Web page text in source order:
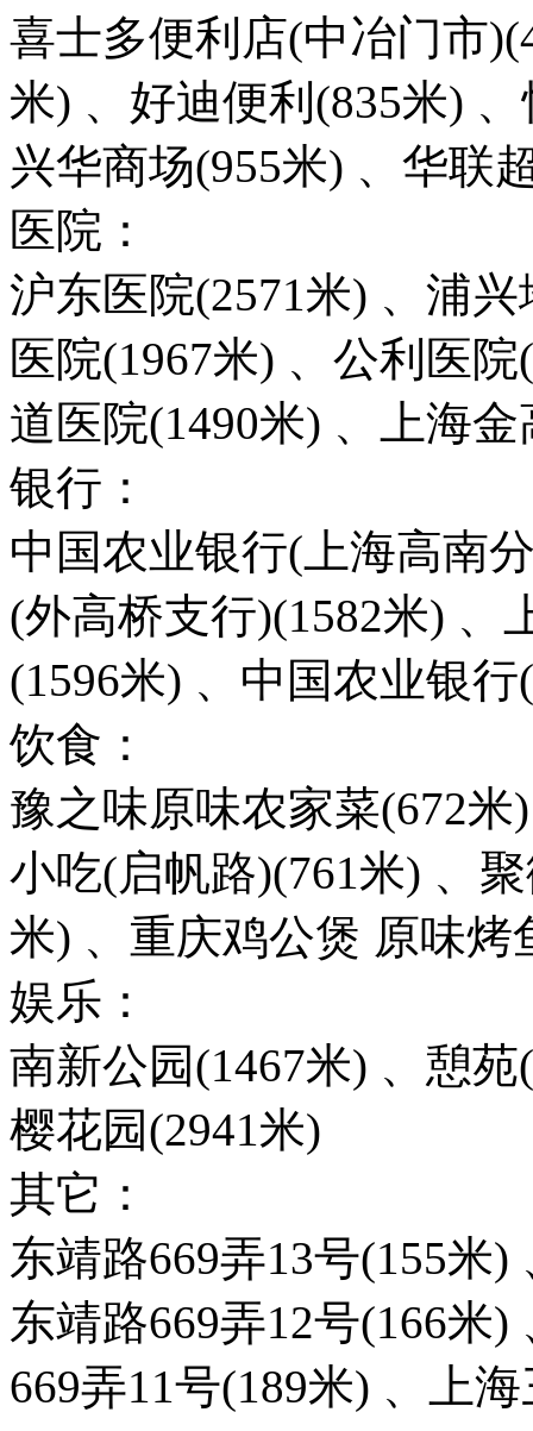
喜士多便利店(中冶门市
米) 、好迪便利(835米)
兴华商场(955米) 、华联
医院：
沪东医院(2571米) 、浦
医院(1967米) 、公利医
道医院(1490米) 、上海
银行：
中国农业银行(上海高南
(外高桥支行)(1582米) 、
(1596米) 、中国农业银
饮食：
豫之味原味农家菜(672
小吃(启帆路)(761米) 、
米) 、重庆鸡公煲 原味烤
娱乐：
南新公园(1467米) 、憩
樱花园(2941米)
其它：
东靖路669弄13号(155米)
东靖路669弄12号(166米
669弄11号(189米) 、上